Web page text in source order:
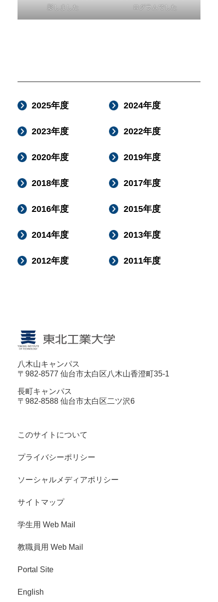
影しました
ログラムでした
2025年度 2024年度
2023年度 2022年度
2020年度 2019年度
2018年度 2017年度
2016年度 2015年度
2014年度 2013年度
2012年度 2011年度
八木山キャンパス
〒982-8577 仙台市太白区八木山香澄町35-1
長町キャンパス
〒982-8588 仙台市太白区二ツ沢6
このサイトについて
プライバシーポリシー
ソーシャルメディアポリシー
サイトマップ
学生用 Web Mail
教職員用 Web Mail
Portal Site
English